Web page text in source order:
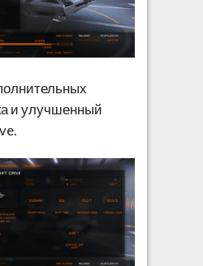
и улучшенный